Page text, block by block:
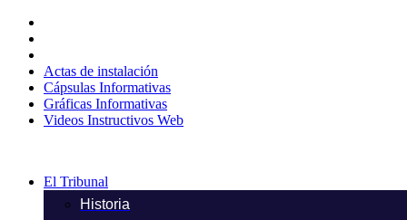
contenido
Actas de instalación
Cápsulas Informativas
Gráficas Informativas
Videos Instructivos Web
El Tribunal
Historia